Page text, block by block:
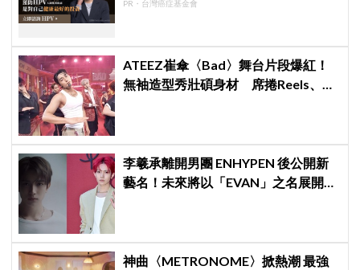
PR・台灣癌症基金會
ATEEZ崔傘〈Bad〉舞台片段爆紅！
無袖造型秀壯碩身材 席捲Reels、
李羲承離開男團 ENHYPEN 後公開新
藝名！未來將以「EVAN」之名展開
神曲〈METRONOME〉掀熱潮 最強